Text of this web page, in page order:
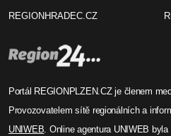
REGIONHRADEC.CZ
Portál REGIONPLZEN.CZ je členem
Provozovatelem sítě regionálních a
UNIWEB. Online agentura UNIWEB